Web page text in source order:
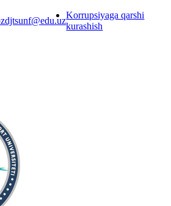
Korrupsiyaga qarshi
kurashish